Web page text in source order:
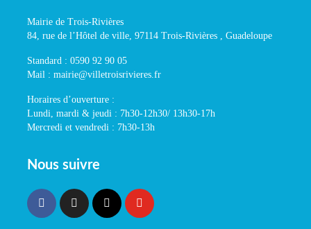
Mairie de Trois-Rivières
84, rue de l’Hôtel de ville, 97114 Trois-Rivières , Guadeloupe
Standard : 0590 92 90 05
Mail : mairie@villetroisrivieres.fr
Horaires d’ouverture :
Lundi, mardi & jeudi : 7h30-12h30/ 13h30-17h
Mercredi et vendredi : 7h30-13h
Nous suivre